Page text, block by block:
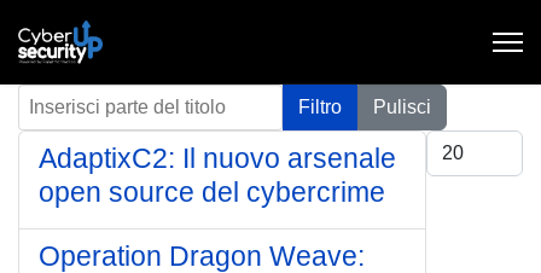
Inserisci parte del titolo Filtro
Pulisci
Visualizza #
AdaptixC2: Il nuovo arsenale
open source del cybercrime
Operation Dragon Weave: